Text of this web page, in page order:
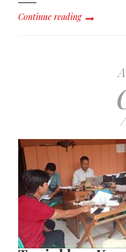
Continue reading